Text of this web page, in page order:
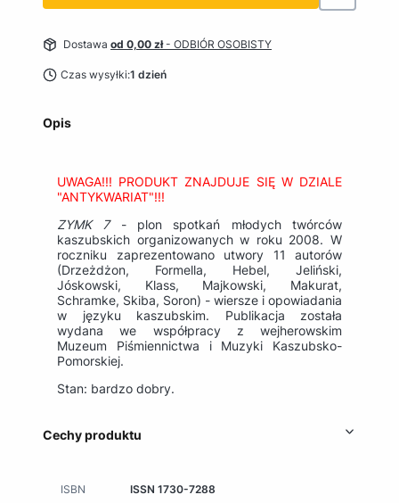
Dostawa od 0,00 zł- ODBIÓR OSOBISTY
Czas wysyłki:1 dzień
Opis
UWAGA!!! PRODUKT ZNAJDUJE SIĘ W DZIALE
"ANTYKWARIAT"!!!
ZYMK 7 - plon spotkań młodych twórców
kaszubskich organizowanych w roku 2008. W
roczniku zaprezentowano utwory 11 autorów
(Drzeżdżon, Formella, Hebel, Jeliński,
Jóskowski, Klass, Majkowski, Makurat,
Schramke, Skiba, Soron) - wiersze i opowiadania
w języku kaszubskim. Publikacja została
wydana we współpracy z wejherowskim
Muzeum Piśmiennictwa i Muzyki Kaszubsko-
Pomorskiej.
Stan: bardzo dobry.
Cechy produktu
ISBN ISSN 1730-7288